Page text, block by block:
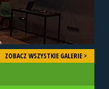
ZOBACZ WSZYSTKIE GALERIE >